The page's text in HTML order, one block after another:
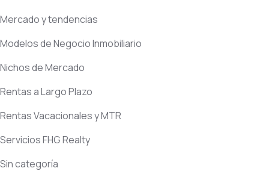
Mercado y tendencias
Modelos de Negocio Inmobiliario
Nichos de Mercado
Rentas a Largo Plazo
Rentas Vacacionales y MTR
Servicios FHG Realty
Sin categoría